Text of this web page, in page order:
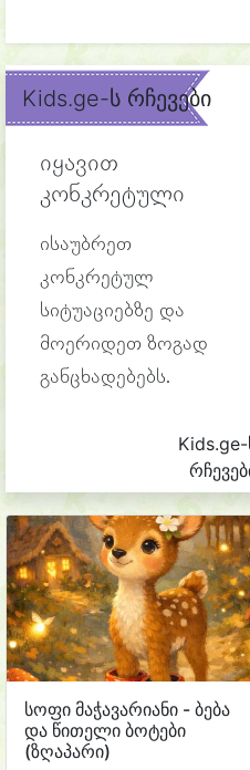
Kids.ge-ს რჩევები
იყავით
კონკრეტული
ისაუბრეთ
კონკრეტულ
სიტუაციებზე და
მოერიდეთ ზოგად
განცხადებებს.
სოფი მაჭავარიანი - ბება
და წითელი ბოტები
(ზღაპარი)